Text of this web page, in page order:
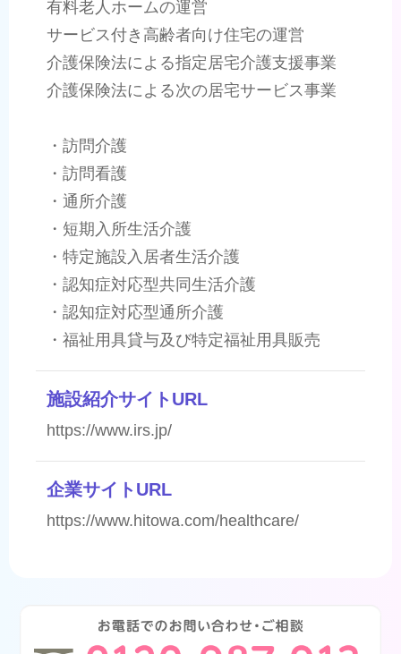
有料老人ホームの運営
サービス付き高齢者向け住宅の運営
介護保険法による指定居宅介護支援事業
介護保険法による次の居宅サービス事業
・訪問介護
・訪問看護
・通所介護
・短期入所生活介護
・特定施設入居者生活介護
・認知症対応型共同生活介護
・認知症対応型通所介護
・福祉用具貸与及び特定福祉用具販売
施設紹介サイトURL
https://www.irs.jp/
企業サイトURL
https://www.hitowa.com/healthcare/